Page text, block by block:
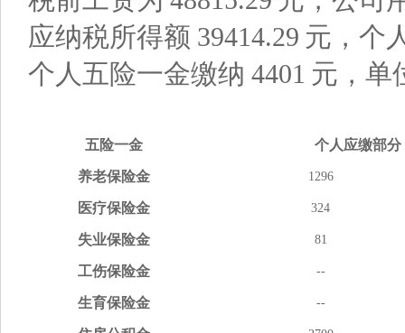
应纳税所得额 39414.29 元，个
个人五险一金缴纳 4401 元，单
五险一金 个人应缴部分
养老保险金 1296
医疗保险金 324
失业保险金 81
工伤保险金 --
生育保险金 --